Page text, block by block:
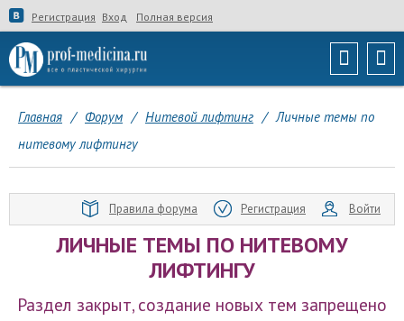
Регистрация Вход Полная версия
Главная / Форум / Нитевой лифтинг / Личные темы по
нитевому лифтингу
Правила форума Регистрация Войти
ЛИЧНЫЕ ТЕМЫ ПО НИТЕВОМУ
ЛИФТИНГУ
Раздел закрыт, создание новых тем запрещено